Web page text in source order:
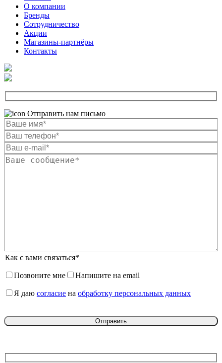
О компании
Бренды
Сотрудничество
Акции
Магазины-партнёры
Контакты
Отправить нам письмо
Как с вами связаться*
Позвоните мне Напишите на email
Я даю согласие на обработку персональных данных